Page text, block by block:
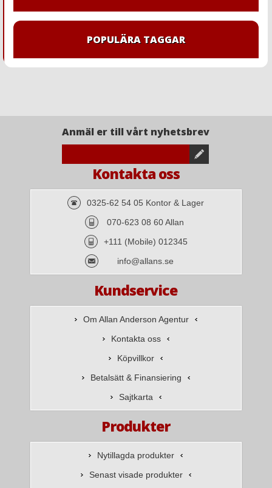
POPULÄRA TAGGAR
Anmäl er till vårt nyhetsbrev
Kontakta oss
0325-62 54 05 Kontor & Lager
070-623 08 60 Allan
+111 (Mobile) 012345
info@allans.se
Kundservice
Om Allan Anderson Agentur
Kontakta oss
Köpvillkor
Betalsätt & Finansiering
Sajtkarta
Produkter
Nytillagda produkter
Senast visade produkter